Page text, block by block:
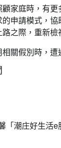
家庭時，有
申請模式，
之際，重新
關假別時，
潮庄好生活e